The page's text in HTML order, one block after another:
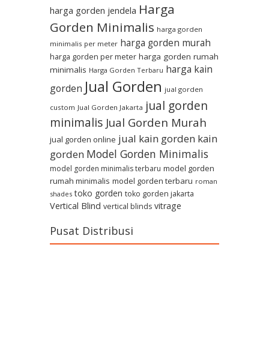
harga gorden jendela Harga
Gorden Minimalis harga gorden
minimalis per meter harga gorden murah
harga gorden per meter harga gorden rumah
minimalis Harga Gorden Terbaru harga kain
gorden Jual Gorden jual gorden
custom Jual Gorden Jakarta jual gorden
minimalis Jual Gorden Murah
jual gorden online jual kain gorden kain
gorden Model Gorden Minimalis
model gorden minimalis terbaru model gorden
rumah minimalis model gorden terbaru roman
shades toko gorden toko gorden jakarta
Vertical Blind vertical blinds vitrage
Pusat Distribusi